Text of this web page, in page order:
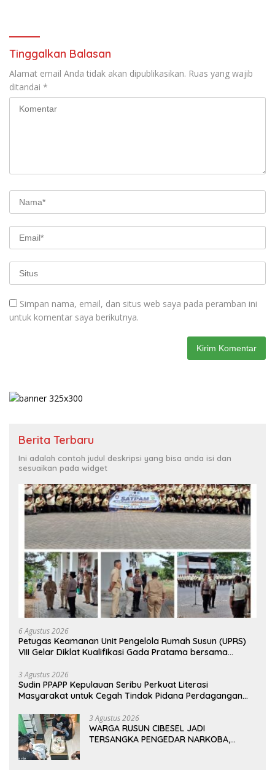
Tinggalkan Balasan
Alamat email Anda tidak akan dipublikasikan. Ruas yang wajib
ditandai *
Simpan nama, email, dan situs web saya pada peramban ini
untuk komentar saya berikutnya.
Berita Terbaru
Ini adalah contoh judul deskripsi yang bisa anda isi dan
sesuaikan pada widget
6 Agustus 2026
Petugas Keamanan Unit Pengelola Rumah Susun (UPRS)
VIII Gelar Diklat Kualifikasi Gada Pratama bersama
Polda Metro Jaya*
3 Agustus 2026
Sudin PPAPP Kepulauan Seribu Perkuat Literasi
Masyarakat untuk Cegah Tindak Pidana Perdagangan
3 Agustus 2026
WARGA RUSUN CIBESEL JADI
TERSANGKA PENGEDAR NARKOBA,